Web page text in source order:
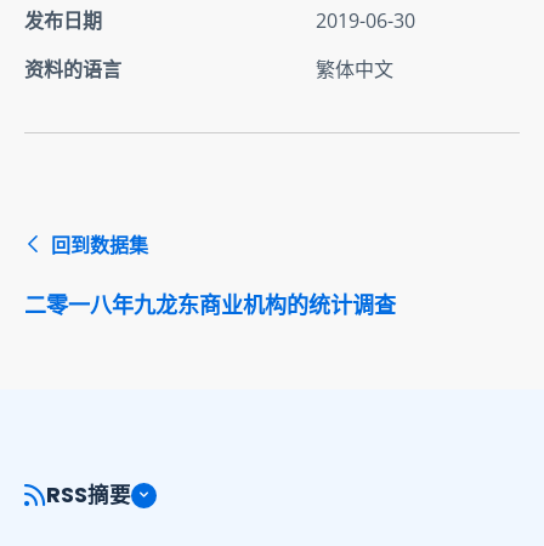
发布日期
2019-06-30
资料的语言
繁体中文
回到数据集
二零一八年九龙东商业机构的统计调查
RSS摘要